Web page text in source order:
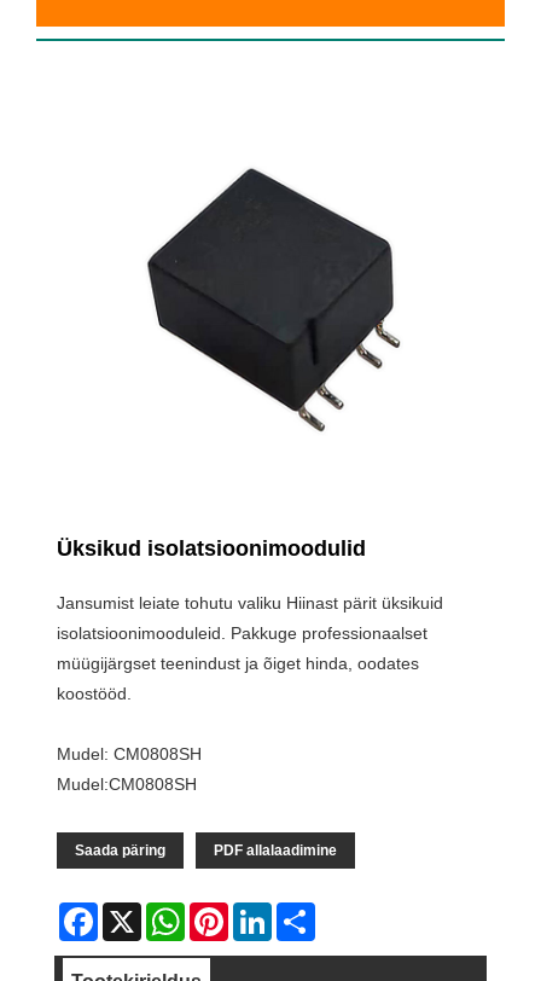
Üksikud isolatsioonimoodulid
Jansumist leiate tohutu valiku Hiinast pärit üksikuid
isolatsioonimooduleid. Pakkuge professionaalset
müügijärgset teenindust ja õiget hinda, oodates
koostööd.
Mudel: CM0808SH
Mudel:CM0808SH
Saada päring PDF allalaadimine
Facebook
X WhatsAppPinterestLinkedIn